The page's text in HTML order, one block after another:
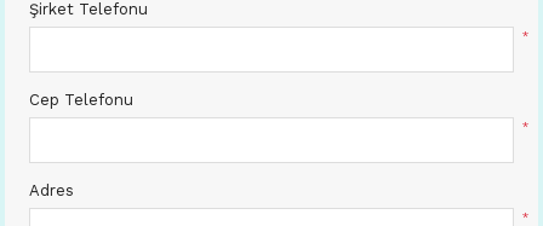
Şirket Telefonu
*
Cep Telefonu
*
Adres
*